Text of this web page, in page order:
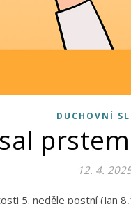
DUCHOVNÍ
12. 4.
5. neděle postní (Jan